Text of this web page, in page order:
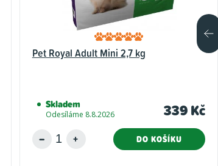
Pet Royal Adult Mini 2,7 kg
Skladem
Odesíláme 8.8.2026 339 Kč
DO KOŠÍKU